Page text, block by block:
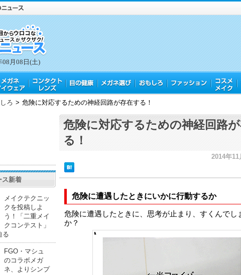
08月08日(土)
ろ > 危険に対応するための神経回路が存在する！
ス新着
メイクテクニッ
クを投稿しよ
う！「二重メイ
クコンテスト」
る
FGO・マシュ
のコラボメガ
ネ、よりシンプ
危険に対応するための神経回路
る！
2014年11
危険に遭遇したときにいかに行動するか
危険に遭遇したときに、思考が止まり、すくんでし
か？